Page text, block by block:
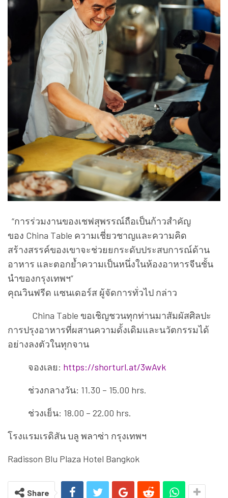
“การร่วมงานของเชฟสุพรรณ์ถือเป็นก้าวสำคัญ
ของ China Table ความเชี่ยวชาญและความคิด
สร้างสรรค์ของเขาจะช่วยยกระดับประสบการณ์ด้าน
อาหาร และตอกย้ำความเป็นหนึ่งในห้องอาหารจีนชั้น
นำของกรุงเทพฯ”
คุณวินฟรีด แซนเดอร์ส ผู้จัดการทั่วไป กล่าว
China Table ขอเชิญชวนทุกท่านมาสัมผัสศิลปะ
การปรุงอาหารที่ผสานความดั้งเดิมและนวัตกรรมได้
อย่างลงตัวในทุกจาน
จองเลย: https://shorturl.at/3wAvk
ช่วงกลางวัน: 11.30 – 15.00 hrs.
ช่วงเย็น: 18.00 – 22.00 hrs.
โรงแรมเรดิสัน บลู พลาซ่า กรุงเทพฯ
Radisson Blu Plaza Hotel Bangkok
Share